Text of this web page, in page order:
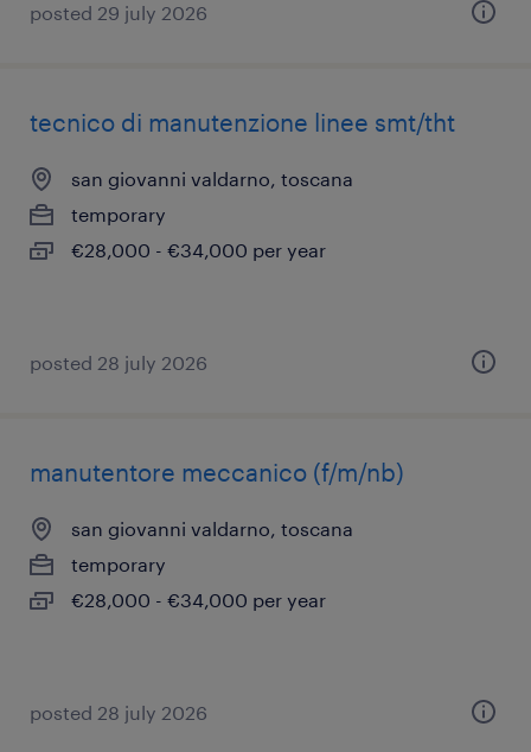
posted 29 july 2026
tecnico di manutenzione linee smt/tht
san giovanni valdarno, toscana
temporary
€28,000 - €34,000 per year
posted 28 july 2026
manutentore meccanico (f/m/nb)
san giovanni valdarno, toscana
temporary
€28,000 - €34,000 per year
posted 28 july 2026